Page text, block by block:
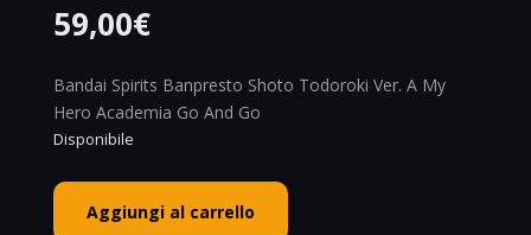
59,00€
Bandai Spirits Banpresto Shoto Todoroki Ver. A My
Hero Academia Go And Go
Disponibile
Bandai
SpiritsAggiungi al carrello